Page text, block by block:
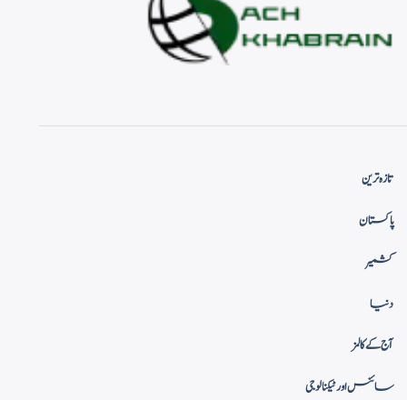
تازہ ترین
پاکستان
کشمیر
دنیا
آج کے کالمز
سائنس اور ٹیکنالوجی